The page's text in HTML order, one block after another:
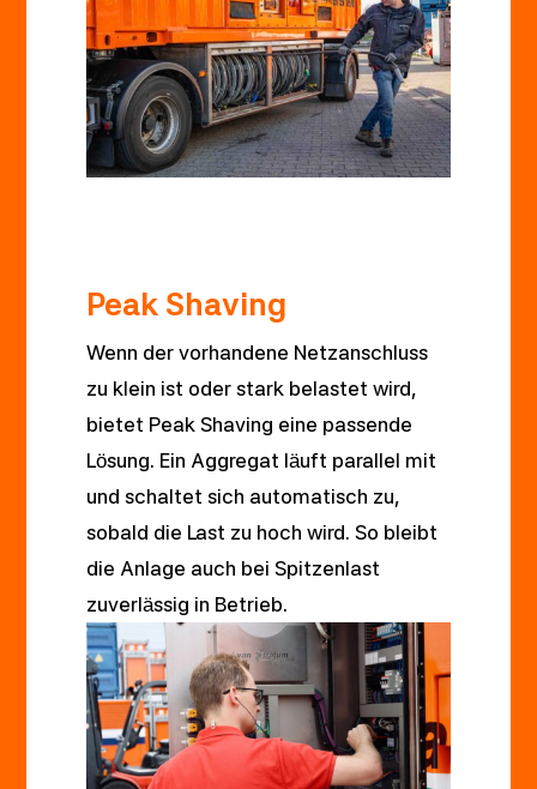
Peak Shaving
Wenn der vorhandene Netzanschluss
zu klein ist oder stark belastet wird,
bietet Peak Shaving eine passende
Lösung. Ein Aggregat läuft parallel mit
und schaltet sich automatisch zu,
sobald die Last zu hoch wird. So bleibt
die Anlage auch bei Spitzenlast
zuverlässig in Betrieb.